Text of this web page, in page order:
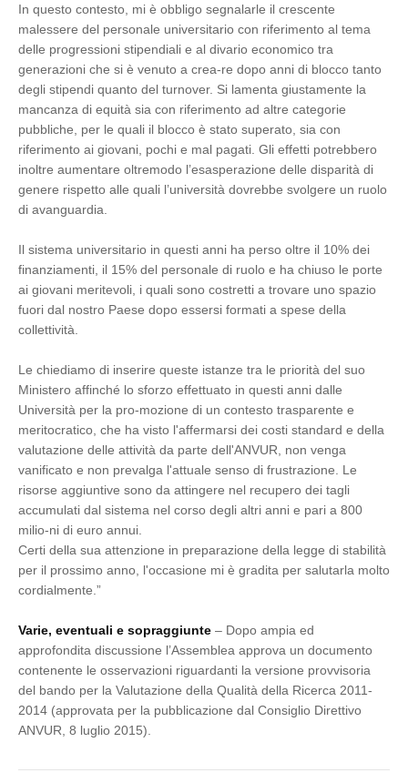
In questo contesto, mi è obbligo segnalarle il crescente
malessere del personale universitario con riferimento al tema
delle progressioni stipendiali e al divario economico tra
generazioni che si è venuto a crea-re dopo anni di blocco tanto
degli stipendi quanto del turnover. Si lamenta giustamente la
mancanza di equità sia con riferimento ad altre categorie
pubbliche, per le quali il blocco è stato superato, sia con
riferimento ai giovani, pochi e mal pagati. Gli effetti potrebbero
inoltre aumentare oltremodo l’esasperazione delle disparità di
genere rispetto alle quali l’università dovrebbe svolgere un ruolo
di avanguardia.
Il sistema universitario in questi anni ha perso oltre il 10% dei
finanziamenti, il 15% del personale di ruolo e ha chiuso le porte
ai giovani meritevoli, i quali sono costretti a trovare uno spazio
fuori dal nostro Paese dopo essersi formati a spese della
collettività.
Le chiediamo di inserire queste istanze tra le priorità del suo
Ministero affinché lo sforzo effettuato in questi anni dalle
Università per la pro-mozione di un contesto trasparente e
meritocratico, che ha visto l'affermarsi dei costi standard e della
valutazione delle attività da parte dell'ANVUR, non venga
vanificato e non prevalga l'attuale senso di frustrazione. Le
risorse aggiuntive sono da attingere nel recupero dei tagli
accumulati dal sistema nel corso degli altri anni e pari a 800
milio-ni di euro annui.
Certi della sua attenzione in preparazione della legge di stabilità
per il prossimo anno, l'occasione mi è gradita per salutarla molto
cordialmente.”
Varie, eventuali e sopraggiunte – Dopo ampia ed
approfondita discussione l’Assemblea approva un documento
contenente le osservazioni riguardanti la versione provvisoria
del bando per la Valutazione della Qualità della Ricerca 2011-
2014 (approvata per la pubblicazione dal Consiglio Direttivo
ANVUR, 8 luglio 2015).